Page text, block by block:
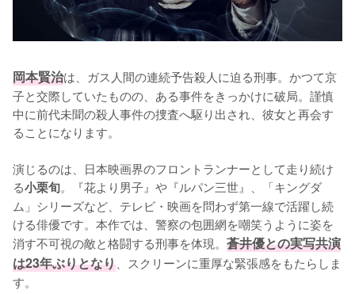
岡本賢治は、ガス人間の連続予告殺人に迫る刑事。かつて京
子と交際していたものの、ある事件をきっかけに破局。謹慎
中に前代未聞の殺人事件の捜査へ駆り出され、彼女と再会す
ることになります。
演じるのは、日本映画界のフロントランナーとして走り続け
る小栗旬。『花より男子』や『ルパン三世』、「キングダ
ム」シリーズなど、テレビ・映画を問わず第一線で活躍し続
ける俳優です。本作では、警察の包囲網を嘲笑うように姿を
消す不可視の敵と格闘する刑事を体現。 蒼井優との実写共演
は23年ぶりとなり 、スクリーンに重厚な緊張感をもたらしま
す。